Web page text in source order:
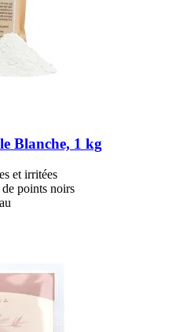
Blanche, 1 kg
et irritées
de points noirs